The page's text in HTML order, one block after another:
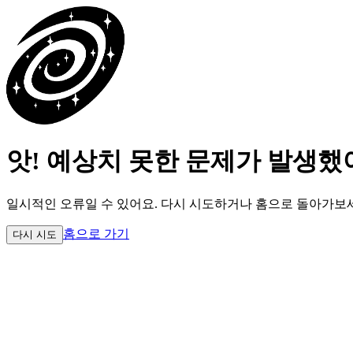
앗! 예상치 못한 문제가 발생했
일시적인 오류일 수 있어요. 다시 시도하거나 홈으로 돌아가보
다시 시도 홈으로 가기